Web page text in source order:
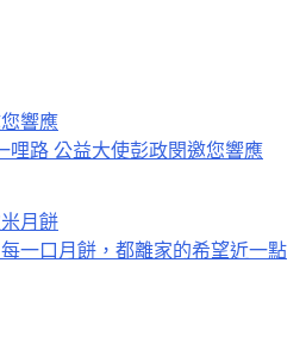
哩路 公益大使彭政閔邀您響應
每一口月餅，都離家的希望近一點